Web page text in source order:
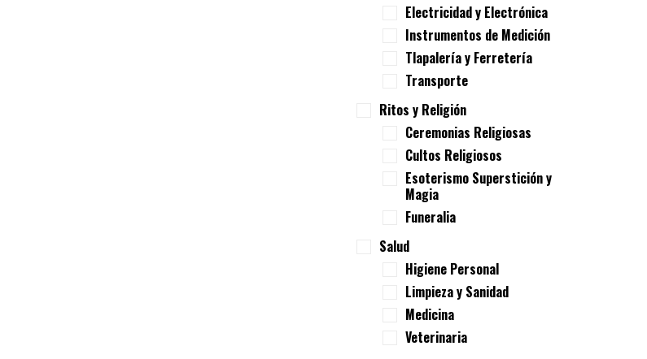
Electricidad y Electrónica
Instrumentos de Medición
Tlapalería y Ferretería
Transporte
Ritos y Religión
Ceremonias Religiosas
Cultos Religiosos
Esoterismo Superstición y
Magia
Funeralia
Salud
Higiene Personal
Limpieza y Sanidad
Medicina
Veterinaria